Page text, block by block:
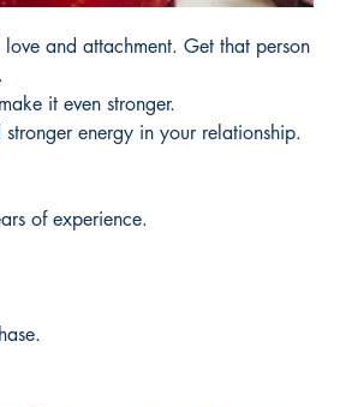
and attachment. Get that person
it even stronger.
energy in your relationship.
of experience.